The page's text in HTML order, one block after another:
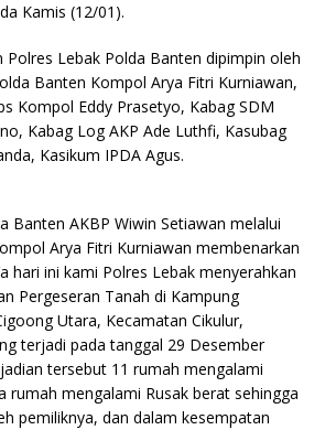
Kamis (12/01).
Polres Lebak Polda Banten dipimpin oleh
Banten Kompol Arya Fitri Kurniawan,
Kompol Eddy Prasetyo, Kabag SDM
Kabag Log AKP Ade Luthfi, Kasubag
Kasikum IPDA Agus.
Banten AKBP Wiwin Setiawan melalui
Arya Fitri Kurniawan membenarkan
hari ini kami Polres Lebak menyerahkan
Pergeseran Tanah di Kampung
Utara, Kecamatan Cikulur,
terjadi pada tanggal 29 Desember
tersebut 11 rumah mengalami
rumah mengalami Rusak berat sehingga
pemiliknya, dan dalam kesempatan